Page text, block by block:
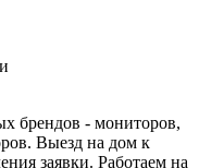
брендов - мониторов,
Выезд на дом к
заявки. Работаем на